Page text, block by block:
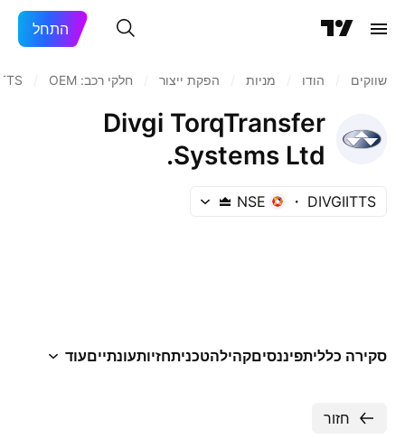
התחל
שווקים הודו‏ מניות‏ הפקת ייצור חלקי רכב: OEM
Divgi TorqTransfer
Systems Ltd.
DIVGIITTS
NSE
סקירה כלליתפיננסיםקהילהטכניתחזיותעונתייםעוד
חזור